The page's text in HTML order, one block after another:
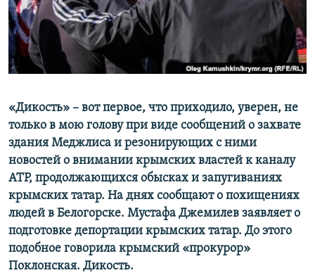
ПОБЕДИТЕЛЕЙ НЕ СУДЯТ?
КРЫМ.НЕПОКОРЕННЫЙ
ELIFBE
ПРИСОЕДИНЯЙТЕСЬ!
Все сайты RFE/RL
«Дикость» – вот первое, что приходило, уверен, не
только в мою голову при виде сообщений о захвате
здания Меджлиса и резонирующих с ними
новостей о внимании крымских властей к каналу
АТР, продолжающихся обысках и запугиваниях
крымских татар. На днях сообщают о похищениях
людей в Белогорске. Мустафа Джемилев заявляет о
подготовке депортации крымских татар. До этого
подобное говорила крымский «прокурор»
Поклонская. Дикость.